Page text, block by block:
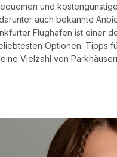
und
auch bekannte
Flughafen ist einer
Optionen: Tipps
Vielzahl von